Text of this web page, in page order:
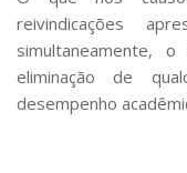
reivindicações
simultaneamente,
eliminação de
desempenho